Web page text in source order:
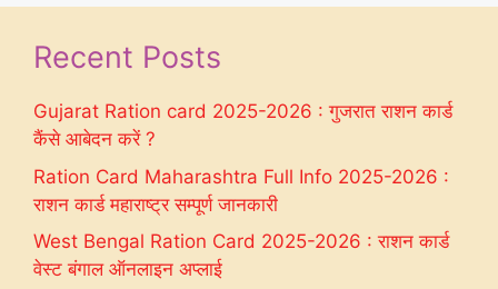
Recent Posts
Gujarat Ration card 2025-2026 : गुजरात राशन कार्ड
कैंसे आबेदन करें ?
Ration Card Maharashtra Full Info 2025-2026 :
राशन कार्ड महाराष्ट्र सम्पूर्ण जानकारी
West Bengal Ration Card 2025-2026 : राशन कार्ड
वेस्ट बंगाल ऑनलाइन अप्लाई